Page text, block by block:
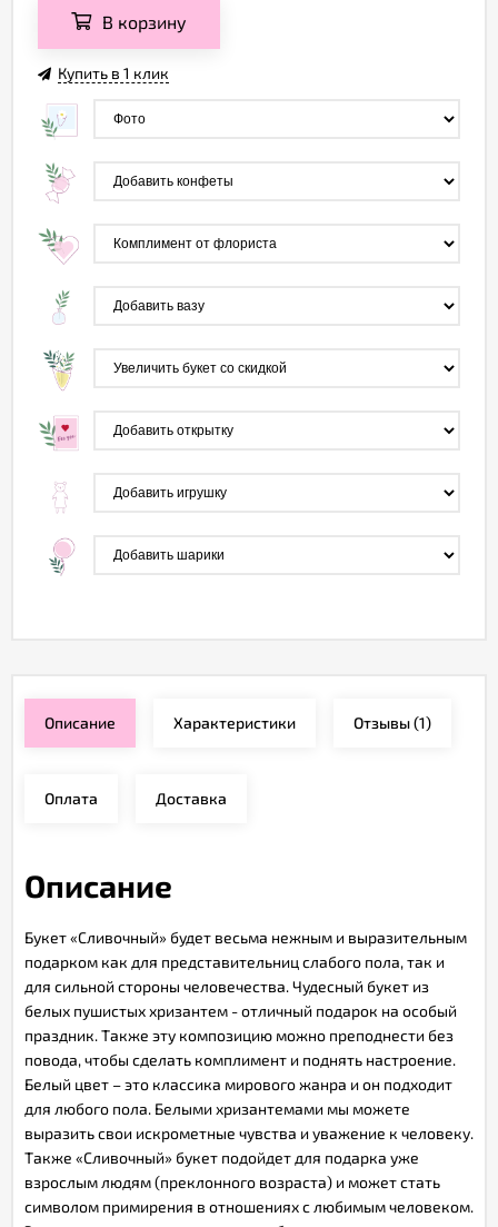
В корзину
Купить в 1 клик
Описание Характеристики Отзывы(1)
Оплата Доставка
Описание
Букет «Сливочный» будет весьма нежным и выразительным
подарком как для представительниц слабого пола, так и
для сильной стороны человечества. Чудесный букет из
белых пушистых хризантем - отличный подарок на особый
праздник. Также эту композицию можно преподнести без
повода, чтобы сделать комплимент и поднять настроение.
Белый цвет – это классика мирового жанра и он подходит
для любого пола. Белыми хризантемами мы можете
выразить свои искрометные чувства и уважение к человеку.
Также «Сливочный» букет подойдет для подарка уже
взрослым людям (преклонного возраста) и может стать
символом примирения в отношениях с любимым человеком.